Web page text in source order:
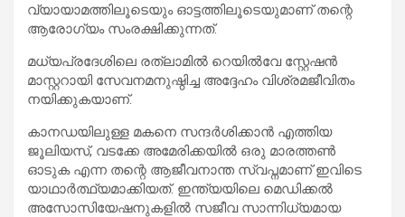
വ്യായാമത്തിലൂടെയും ഓട്ടത്തിലൂടെയുമാണ് തന്റെ
ആരോഗ്യം സംരക്ഷിക്കുന്നത്.
മധ്യപ്രദേശിലെ രത്‌ലാമിൽ റെയിൽവേ സ്റ്റേഷൻ
മാസ്റ്ററായി സേവനമനുഷ്ഠിച്ച അദ്ദേഹം വിശ്രമജീവിതം
നയിക്കുകയാണ്.
കാനഡയിലുള്ള മകനെ സന്ദർശിക്കാൻ എത്തിയ
ജൂലിയസ്, വടക്കേ അമേരിക്കയിൽ ഒരു മാരത്തൺ
ഓടുക എന്ന തന്റെ ആജീവനാന്ത സ്വപ്നമാണ് ഇവിടെ
യാഥാർത്ഥ്യമാക്കിയത്. ഇന്ത്യയിലെ മെഡിക്കൽ
അസോസിയേഷനുകളിൽ സജീവ സാന്നിധ്യമായ